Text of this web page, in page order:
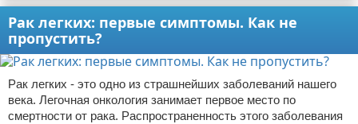
Рак легких: первые симптомы. Как не
пропустить?
Рак легких - это одно из страшнейших заболеваний нашего
века. Легочная онкология занимает первое место по
смертности от рака. Распространенность этого заболевания